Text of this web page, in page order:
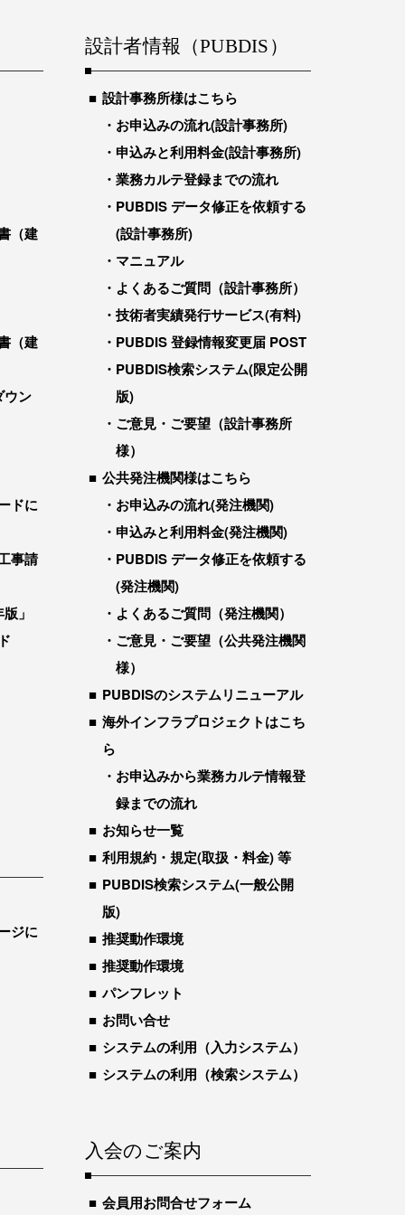
（建
（建
ウン
ドに
事請
」
ジに
設計者情報（PUBDIS）
設計事務所様はこちら
お申込みの流れ(設計事務所)
申込みと利用料金(設計事務所)
業務カルテ登録までの流れ
PUBDIS データ修正を依頼する
(設計事務所)
マニュアル
よくあるご質問（設計事務所）
技術者実績発行サービス(有料)
PUBDIS 登録情報変更届 POST
PUBDIS検索システム(限定公開
版)
ご意見・ご要望（設計事務所
様）
公共発注機関様はこちら
お申込みの流れ(発注機関)
申込みと利用料金(発注機関)
PUBDIS データ修正を依頼する
(発注機関)
よくあるご質問（発注機関）
ご意見・ご要望（公共発注機関
様）
PUBDISのシステムリニューアル
海外インフラプロジェクトはこち
ら
お申込みから業務カルテ情報登
録までの流れ
お知らせ一覧
利用規約・規定(取扱・料金) 等
PUBDIS検索システム(一般公開
版)
推奨動作環境
推奨動作環境
パンフレット
お問い合せ
システムの利用（入力システム）
システムの利用（検索システム）
入会のご案内
会員用お問合せフォーム